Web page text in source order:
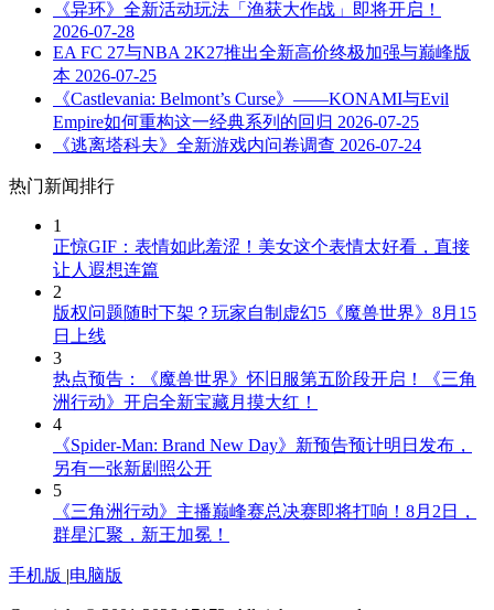
《异环》全新活动玩法「渔获大作战」即将开启！
2026-07-28
EA FC 27与NBA 2K27推出全新高价终极加强与巅峰版
本 2026-07-25
《Castlevania: Belmont’s Curse》——KONAMI与Evil
Empire如何重构这一经典系列的回归 2026-07-25
《逃离塔科夫》全新游戏内问卷调查 2026-07-24
热门新闻排行
1
正惊GIF：表情如此羞涩！美女这个表情太好看，直接
让人遐想连篇
2
版权问题随时下架？玩家自制虚幻5《魔兽世界》8月15
日上线
3
热点预告：《魔兽世界》怀旧服第五阶段开启！《三角
洲行动》开启全新宝藏月摸大红！
4
《Spider-Man: Brand New Day》新预告预计明日发布，
另有一张新剧照公开
5
《三角洲行动》主播巅峰赛总决赛即将打响！8月2日，
群星汇聚，新王加冕！
手机版 |电脑版